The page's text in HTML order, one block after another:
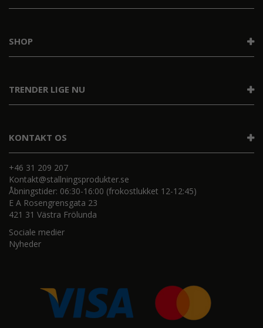
KONTAKT OS
+46 31 209 207
Kontakt@stallningsprodukter.se
Åbningstider: 06:30-16:00 (frokostlukket 12-12:45)
E A Rosengrensgata 23
421 31 Västra Frölunda
Sociale medier
Nyheder
TRENDER LIGE NU
SHOP